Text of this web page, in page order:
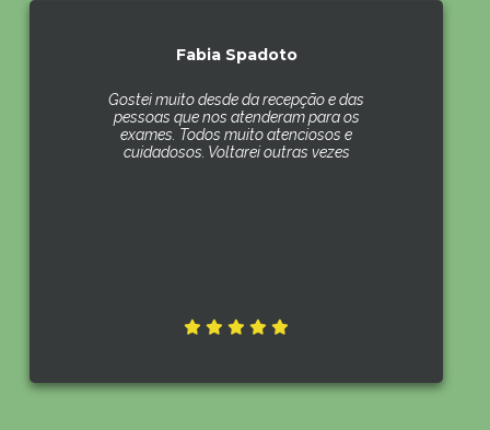
Fabia Spadoto
Gostei muito desde da recepção e das
pessoas que nos atenderam para os
exames. Todos muito atenciosos e
cuidadosos. Voltarei outras vezes